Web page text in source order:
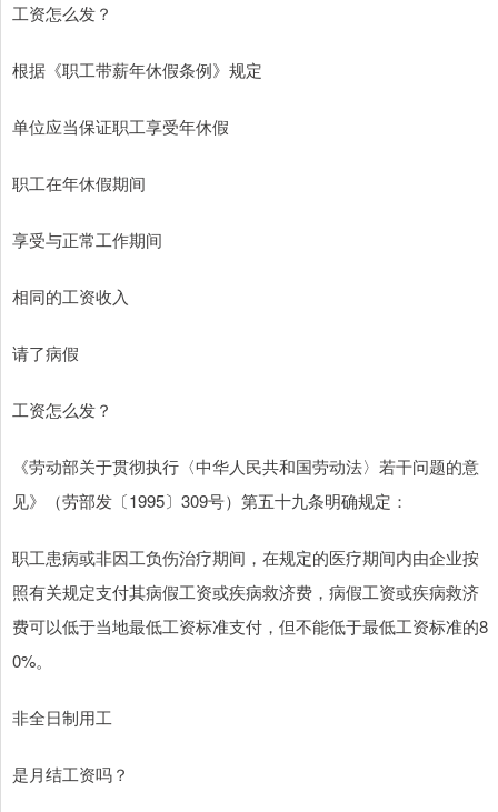
工资怎么发？
根据《职工带薪年休假条例》规定
单位应当保证职工享受年休假
职工在年休假期间
享受与正常工作期间
相同的工资收入
请了病假
工资怎么发？
《劳动部关于贯彻执行〈中华人民共和国劳动法〉若干问题的意
见》（劳部发〔1995〕309号）第五十九条明确规定：
职工患病或非因工负伤治疗期间，在规定的医疗期间内由企业按
照有关规定支付其病假工资或疾病救济费，病假工资或疾病救济
费可以低于当地最低工资标准支付，但不能低于最低工资标准的8
0%。
非全日制用工
是月结工资吗？